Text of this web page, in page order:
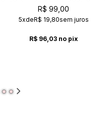
R$ 99,00
5xdeR$ 19,80sem juros
R$ 96,03 no pix